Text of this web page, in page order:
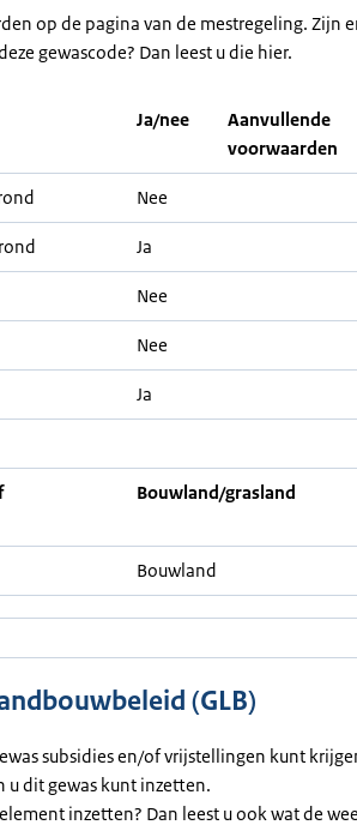
op de pagina van de mestregeling. Zijn
gewascode? Dan leest u die hier.
Ja/nee
Aanvullende
voorwaarden
Nee
Ja
Nee
Nee
Ja
Bouwland/grasland
Bouwland
(GLB)
subsidies en/of vrijstellingen kunt
u dit gewas kunt inzetten.
inzetten? Dan leest u ook wat de